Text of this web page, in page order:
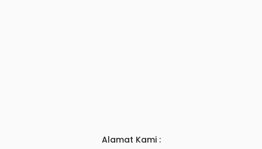
Alamat Kami :